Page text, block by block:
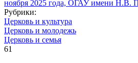
Рубрики:
Церковь и культура
Церковь и молодежь
Церковь и семья
61